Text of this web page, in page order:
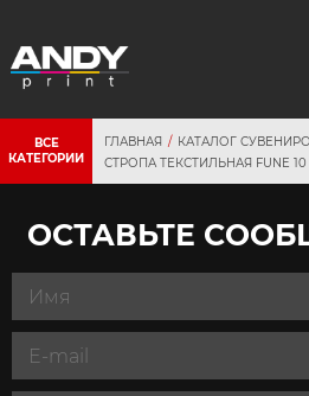
ВСЕ
КАТЕГОРИИ
ГЛАВНАЯ
КАТАЛОГ
СТРОПА ТЕКСТИЛЬНАЯ FUNE
ОСТАВЬТЕ
данных